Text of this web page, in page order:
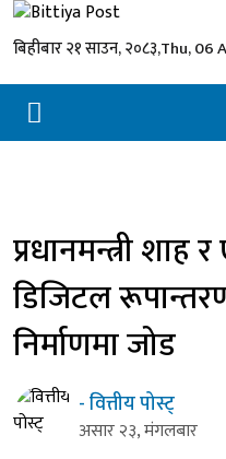
बिहीबार २१ साउन, २०८३,Thu, 06
प्रधानमन्त्री शाह
डिजिटल
निर्माणमा जोड
- वित्तीय पोस्ट्
असार २३, मंगलबार